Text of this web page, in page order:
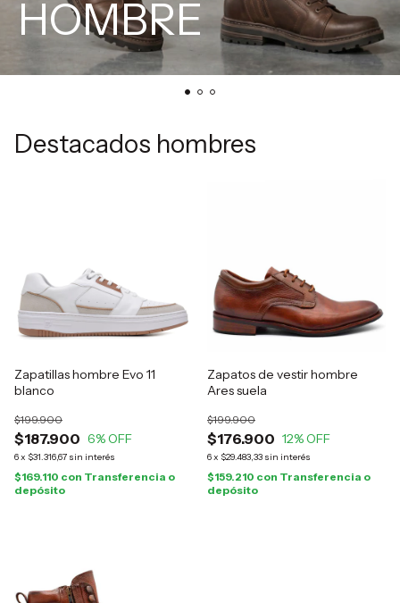
HOMBRE
Destacados hombres
Zapatillas hombre Evo 11
blanco
$187.900
$199.900
6% OFF
6x $31.316,67 sin interés
$169.110 con Transferencia o
depósito
Zapatos de vestir hombre
Ares suela
$176.900
$199.900
12% OFF
6x $29.483,33 sin interés
$159.210 con Transferencia o
depósito